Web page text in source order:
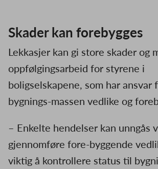
Skader kan forebygges
Lekkasjer kan gi store skader og
oppfølgingsarbeid for styrene i
boligselskapene, som har ansvar
bygnings-massen vedlike og
– Enkelte hendelser kan unngås
gjennomføre fore-byggende
viktig å kontrollere status til